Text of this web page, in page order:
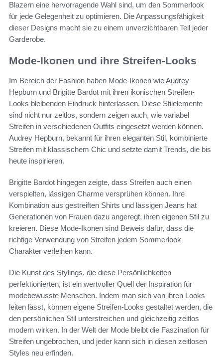
Blazern eine hervorragende Wahl sind, um den Sommerlook
für jede Gelegenheit zu optimieren. Die Anpassungsfähigkeit
dieser Designs macht sie zu einem unverzichtbaren Teil jeder
Garderobe.
Mode-Ikonen und ihre Streifen-Looks
Im Bereich der Fashion haben Mode-Ikonen wie Audrey
Hepburn und Brigitte Bardot mit ihren ikonischen Streifen-
Looks bleibenden Eindruck hinterlassen. Diese Stilelemente
sind nicht nur zeitlos, sondern zeigen auch, wie variabel
Streifen in verschiedenen Outfits eingesetzt werden können.
Audrey Hepburn, bekannt für ihren eleganten Stil, kombinierte
Streifen mit klassischem Chic und setzte damit Trends, die bis
heute inspirieren.
Brigitte Bardot hingegen zeigte, dass Streifen auch einen
verspielten, lässigen Charme versprühen können. Ihre
Kombination aus gestreiften Shirts und lässigen Jeans hat
Generationen von Frauen dazu angeregt, ihren eigenen Stil zu
kreieren. Diese Mode-Ikonen sind Beweis dafür, dass die
richtige Verwendung von Streifen jedem Sommerlook
Charakter verleihen kann.
Die Kunst des Stylings, die diese Persönlichkeiten
perfektionierten, ist ein wertvoller Quell der Inspiration für
modebewusste Menschen. Indem man sich von ihren Looks
leiten lässt, können eigene Streifen-Looks gestaltet werden, die
den persönlichen Stil unterstreichen und gleichzeitig zeitlos
modern wirken. In der Welt der Mode bleibt die Faszination für
Streifen ungebrochen, und jeder kann sich in diesen zeitlosen
Styles neu erfinden.